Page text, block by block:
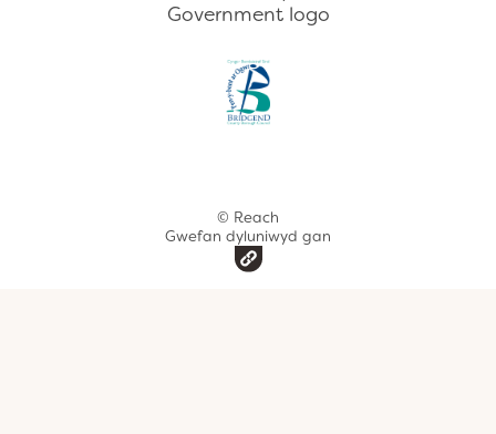
© Reach
Gwefan dyluniwyd gan